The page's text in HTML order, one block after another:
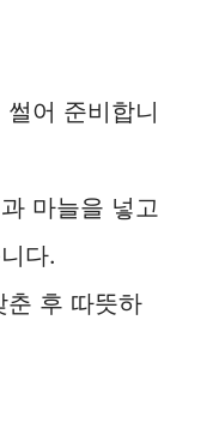
어 준비합니
마늘을 넣고
다.
춘 후 따뜻하